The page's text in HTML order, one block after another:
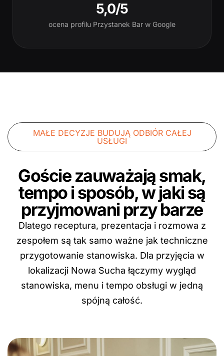
5,0/5
ocena profilu Przystanek Bar w Google
MAŁE DECYZJE BUDUJĄ ODBIÓR CAŁEJ
USŁUGI
Goście zauważają smak,
tempo i sposób, w jaki są
przyjmowani przy barze
Dlatego receptura, prezentacja i rozmowa z
zespołem są tak samo ważne jak techniczne
przygotowanie stanowiska. Dla przyjęcia w
lokalizacji Nowa Sucha łączymy wygląd
stanowiska, menu i tempo obsługi w jedną
spójną całość.